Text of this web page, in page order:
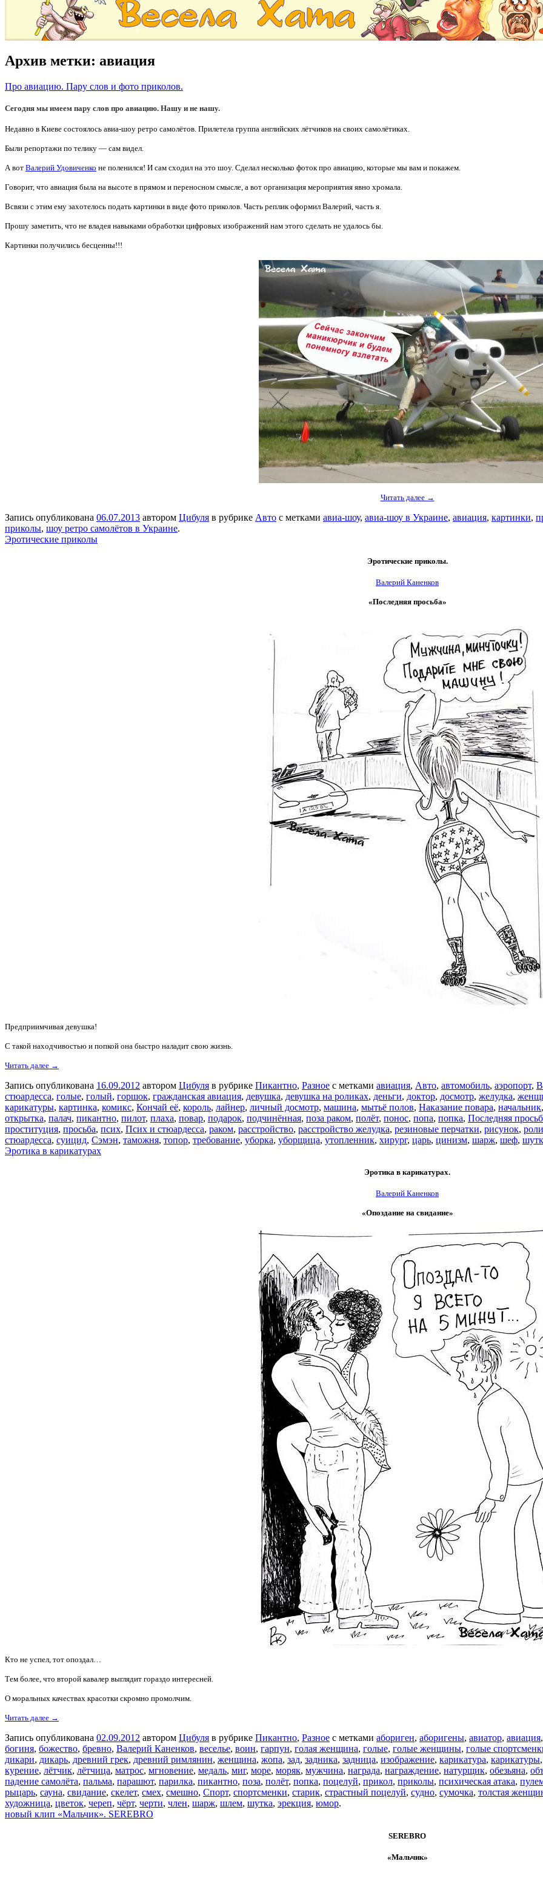
Архив метки: авиация
Про авиацию. Пару слов и фото приколов.
Сегодня мы имеем пару слов про авиацию. Нашу и не нашу.
Недавно в Киеве состоялось авиа-шоу ретро самолётов. Прилетела группа английских лётчиков на своих самолётиках.
Были репортажи по телику — сам видел.
А вот Валерий Удовиченко не поленился! И сам сходил на это шоу. Сделал несколько фоток про авиацию, которые мы вам и покажем.
Говорит, что авиация была на высоте в прямом и переносном смысле, а вот организация мероприятия явно хромала.
Всвязи с этим ему захотелось подать картинки в виде фото приколов. Часть реплик оформил Валерий, часть я.
Прошу заметить, что не владея навыками обработки цифровых изображений нам этого сделать не удалось бы.
Картинки получились бесценны!!!
Читать далее →
Запись опубликована 06.07.2013 автором Цибуля в рубрике Авто с метками авиа-шоу, авиа-шоу в Украине, авиация, картинки,
приколы, шоу ретро самолётов в Украине.
Эротические приколы
Эротические приколы.
Валерий Каненков
«Последняя просьба»
Предприимчивая девушка!
С такой находчивостью и попкой она быстро наладит свою жизнь.
Читать далее →
Запись опубликована 16.09.2012 автором Цибуля в рубрике Пикантно, Разное с метками авиация, Авто, автомобиль, аэропорт,
стюардесса, голые, голый, горшок, гражданская авиация, девушка, девушка на роликах, деньги, доктор, досмотр, желудка,
карикатуры, картинка, комикс, Кончай её, король, лайнер, личный досмотр, машина, мытьё полов, Наказание повара, начальник,
открытка, палач, пикантно, пилот, плаха, повар, подарок, подчинённая, поза раком, полёт, понос, попа, попка, Последняя
проституция, просьба, псих, Псих и стюардесса, раком, расстройство, расстройство желудка, резиновые перчатки, рисунок,
стюардесса, суицид, Сэмэн, таможня, топор, требование, уборка, уборщица, утопленник, хирург, царь, цинизм, шарж, шеф,
Эротика в карикатурах
Эротика в карикатурах.
Валерий Каненков
«Опоздание на свидание»
Кто не успел, тот опоздал…
Тем более, что второй кавалер выглядит гораздо интересней.
О моральных качествах красотки скромно промолчим.
Читать далее →
Запись опубликована 02.09.2012 автором Цибуля в рубрике Пикантно, Разное с метками абориген, аборигены, авиатор, авиация,
богиня, божество, бревно, Валерий Каненков, веселье, воин, гарпун, голая женщина, голые, голые женщины, голые
дикари, дикарь, древний грек, древний римлянин, женщина, жопа, зад, задника, задница, изображение, карикатура, карикатуры,
курение, лётчик, лётчица, матрос, мгновение, медаль, миг, море, моряк, мужчина, награда, награждение, натурщик, обезьяна,
падение самолёта, пальма, парашют, парилка, пикантно, поза, полёт, попка, поцелуй, прикол, приколы, психическая атака,
рыцарь, сауна, свидание, скелет, смех, смешно, Спорт, спортсменки, старик, страстный поцелуй, судно, сумочка, толстая
художница, цветок, череп, чёрт, черти, член, шарж, шлем, шутка, эрекция, юмор.
новый клип «Мальчик». SEREBRO
SEREBRO
«Мальчик»